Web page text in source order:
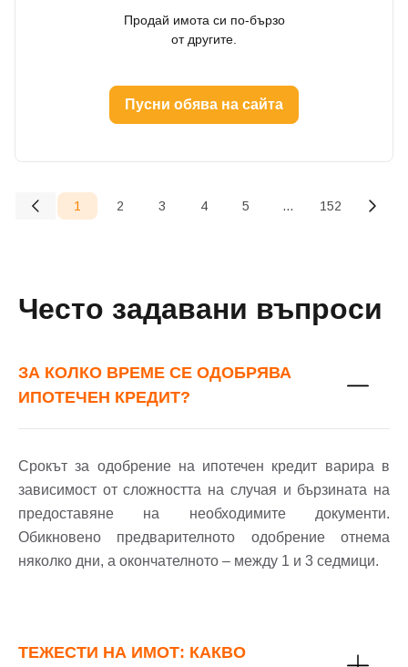
Вход
или използвай профил
Вход с Facebook
Продай имота си по-бързо
от другите.
Пусни обява на сайта
1
(current)
2 3 4 5 ... 152
Често задавани въпроси
ЗА КОЛКО ВРЕМЕ СЕ ОДОБРЯВА
ИПОТЕЧЕН КРЕДИТ?
Срокът за одобрение на ипотечен кредит варира в
зависимост от сложността на случая и бързината на
предоставяне на необходимите документи.
Обикновено предварителното одобрение отнема
няколко дни, а окончателното – между 1 и 3 седмици.
ТЕЖЕСТИ НА ИМОТ: КАКВО